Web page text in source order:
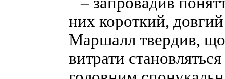
них короткий,
Маршалл твердив, що
витрати